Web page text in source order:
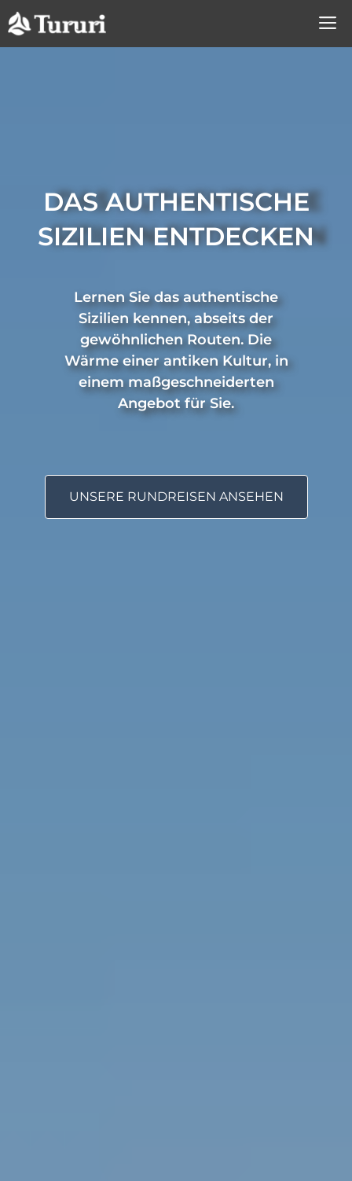
Zum
Inhalt
springen
DAS AUTHENTISCHE
SIZILIEN ENTDECKEN
Lernen Sie das authentische
Sizilien kennen, abseits der
gewöhnlichen Routen. Die
Wärme einer antiken Kultur, in
einem maßgeschneiderten
Angebot für Sie.
UNSERE RUNDREISEN ANSEHEN